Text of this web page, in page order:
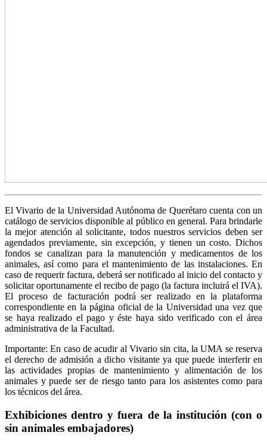
El Vivario de la Universidad Autónoma de Querétaro cuenta con un
catálogo de servicios disponible al público en general. Para brindarle
la mejor atención al solicitante, todos nuestros servicios deben ser
agendados previamente, sin excepción, y tienen un costo. Dichos
fondos se canalizan para la manutención y medicamentos de los
animales, así como para el mantenimiento de las instalaciones. En
caso de requerir factura, deberá ser notificado al inicio del contacto y
solicitar oportunamente el recibo de pago (la factura incluirá el IVA).
El proceso de facturación podrá ser realizado en la plataforma
correspondiente en la página oficial de la Universidad una vez que
se haya realizado el pago y éste haya sido verificado con el área
administrativa de la Facultad.
Importante: En caso de acudir al Vivario sin cita, la UMA se reserva
el derecho de admisión a dicho visitante ya que puede interferir en
las actividades propias de mantenimiento y alimentación de los
animales y puede ser de riesgo tanto para los asistentes como para
los técnicos del área.
Exhibiciones dentro y fuera de la institución (con o
sin animales embajadores)